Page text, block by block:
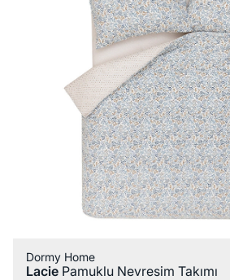
Dormy Home
Lacie Pamuklu Nevresim Takımı